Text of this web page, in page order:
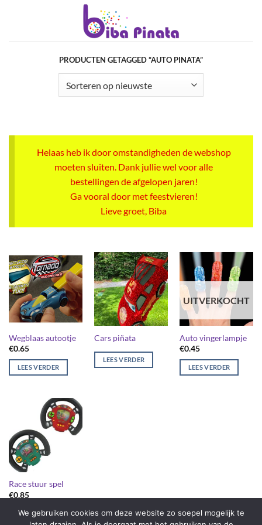
PRODUCTEN GETAGGED “AUTO PINATA”
Helaas heb ik door omstandigheden de webshop
moeten sluiten. Dank jullie wel voor alle
bestellingen de afgelopen jaren!
Ga vooral door met feestvieren!
Lieve groet, Biba
Wegblaas autootje
€0.65
LEES VERDER
Cars piñata
LEES VERDER
UITVERKOCHT
Auto vingerlampje
€0.45
LEES VERDER
Race stuur spel
€0.85
LEES VERDER
We gebruiken cookies om deze website zo soepel mogelijk te